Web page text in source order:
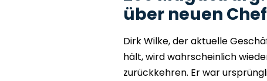
über neuen Chef
Dirk Wilke, der aktuelle
hält, wird wahrscheinlich
zurückkehren. Er war